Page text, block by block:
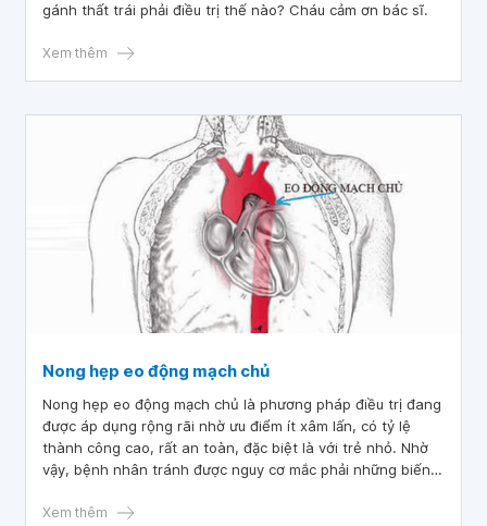
gánh thất trái phải điều trị thế nào? Cháu cảm ơn bác sĩ.
Xem thêm
Nong hẹp eo động mạch chủ
Nong hẹp eo động mạch chủ là phương pháp điều trị đang
được áp dụng rộng rãi nhờ ưu điểm ít xâm lấn, có tỷ lệ
thành công cao, rất an toàn, đặc biệt là với trẻ nhỏ. Nhờ
vậy, bệnh nhân tránh được nguy cơ mắc phải những biến
động mạch chủ,...
Xem thêm